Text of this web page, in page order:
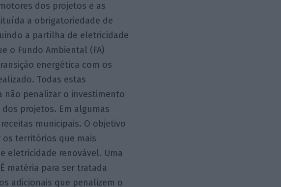
dos projetos e as
a obrigatoriedade de
a partilha de eletricidade
o Fundo Ambiental (FA)
energética com os
Todas estas
não penalizar o investimento
projetos. Em algumas
municipais. O objetivo
territórios que mais
eletricidade renovável. Uma
matéria para ser tratada
adicionais que penalizem o